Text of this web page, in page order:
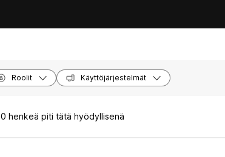
Roolit Käyttöjärjestelmät
0 henkeä piti tätä hyödyllisenä